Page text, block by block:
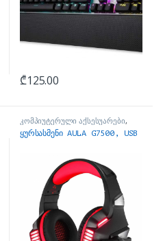
₾125.00
კომპიუტერული აქსესუარები,
ყურსასმენები
ყურსასმენი AULA G7500, USB